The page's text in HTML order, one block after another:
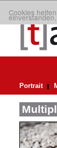
Cookies
Portrait